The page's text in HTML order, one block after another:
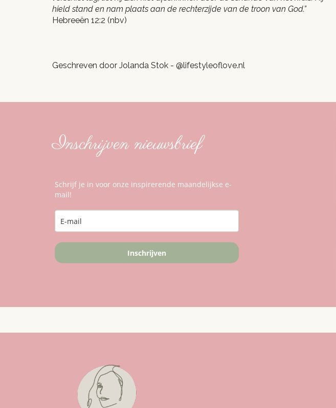
hield stand en nam plaats aan de rechterzijde van de troon van God.”
Hebreeën 12:2 (nbv)
Geschreven door Jolanda Stok - @lifestyleoflove.nl
Inschrijven nieuwsbrief
Schrijf je in voor onze inspirerende maandelijkse e-
mail!
Inschrijven